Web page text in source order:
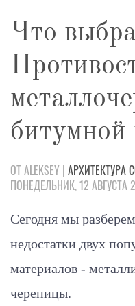
Что
битумной
ОТ ALEKSEY | АРХИТЕКТУРА
ПОНЕДЕЛЬНИК, 12 АВГУСТА
Сегодня мы
недостатки двух
материалов -
черепицы.